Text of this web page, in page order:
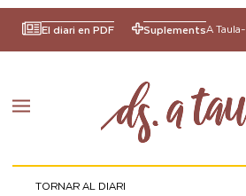
El diari en PDF SuplementsA Taula-
TORNAR AL DIARI